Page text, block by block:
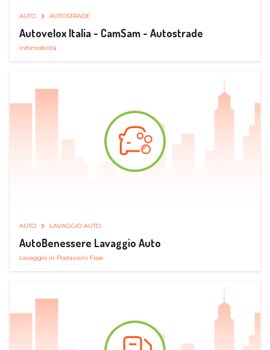
AUTO AUTOSTRADE
Autovelox Italia - CamSam - Autostrade
Infomobilità
AUTO LAVAGGIO AUTO
AutoBenessere Lavaggio Auto
Lavaggio in Postazioni Fisse